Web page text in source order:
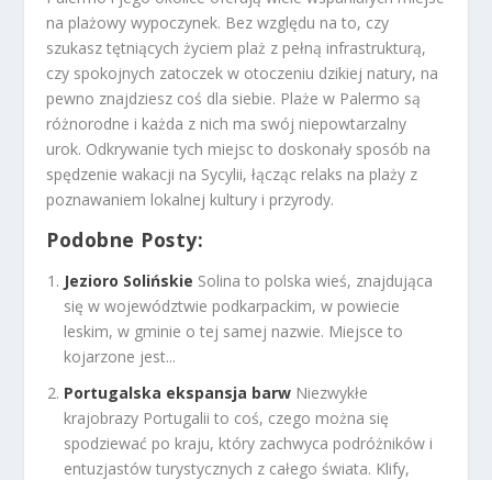
na plażowy wypoczynek. Bez względu na to, czy
szukasz tętniących życiem plaż z pełną infrastrukturą,
czy spokojnych zatoczek w otoczeniu dzikiej natury, na
pewno znajdziesz coś dla siebie. Plaże w Palermo są
różnorodne i każda z nich ma swój niepowtarzalny
urok. Odkrywanie tych miejsc to doskonały sposób na
spędzenie wakacji na Sycylii, łącząc relaks na plaży z
poznawaniem lokalnej kultury i przyrody.
Podobne Posty:
Jezioro Solińskie Solina to polska wieś, znajdująca
się w województwie podkarpackim, w powiecie
leskim, w gminie o tej samej nazwie. Miejsce to
kojarzone jest...
Portugalska ekspansja barw Niezwykłe
krajobrazy Portugalii to coś, czego można się
spodziewać po kraju, który zachwyca podróżników i
entuzjastów turystycznych z całego świata. Klify,